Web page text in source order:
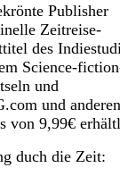
Publisher
Zeitreise-
des
Science-
und
und anderen
von 9,99€
duch die Zeit: